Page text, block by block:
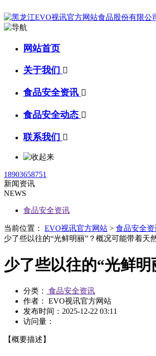
网站首页
关于我们 
食品安全资讯 
食品安全动态 
联系我们 
18903658751
新闻资讯
NEWS
食品安全资讯
当前位置： EVO视讯官方网站 > 食品安全资
少了些以往的“光鲜明丽”？概况可能带着天
少了些以往的“光鲜
分类：
食品安全资讯
作者： EVO视讯官方网站
发布时间： 2025-12-22 03:11
访问量：
【概要描述】